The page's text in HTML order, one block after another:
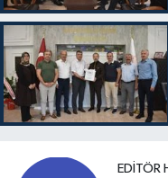
EDITÖR